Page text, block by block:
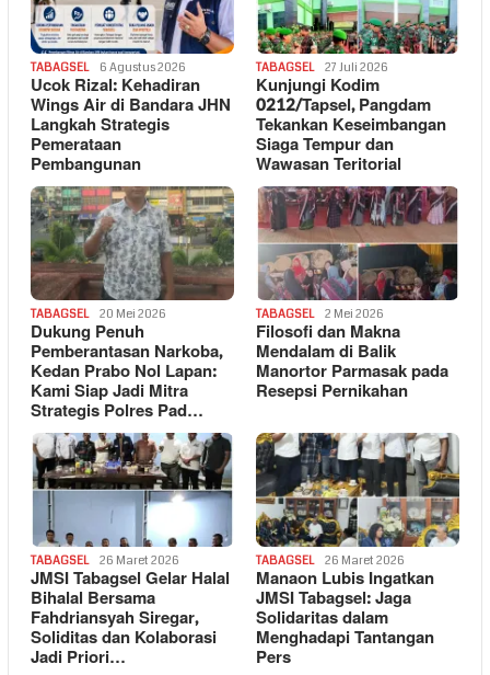
TABAGSEL 6 Agustus 2026
Ucok Rizal: Kehadiran
Wings Air di Bandara JHN
Langkah Strategis
Pemerataan
Pembangunan
TABAGSEL 27 Juli 2026
Kunjungi Kodim
0212/Tapsel, Pangdam
Tekankan Keseimbangan
Siaga Tempur dan
Wawasan Teritorial
TABAGSEL 20 Mei 2026
Dukung Penuh
Pemberantasan Narkoba,
Kedan Prabo Nol Lapan:
Kami Siap Jadi Mitra
Strategis Polres Pad…
TABAGSEL 2 Mei 2026
Filosofi dan Makna
Mendalam di Balik
Manortor Parmasak pada
Resepsi Pernikahan
TABAGSEL 26 Maret 2026
JMSI Tabagsel Gelar Halal
Bihalal Bersama
Fahdriansyah Siregar,
Soliditas dan Kolaborasi
Jadi Priori…
TABAGSEL 26 Maret 2026
Manaon Lubis Ingatkan
JMSI Tabagsel: Jaga
Solidaritas dalam
Menghadapi Tantangan
Pers